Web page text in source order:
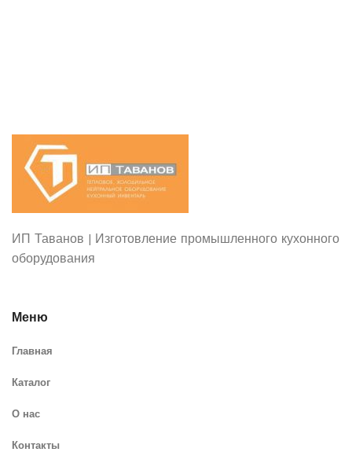
ИП Таванов | Изготовление промышленного кухонного
оборудования
Меню
Главная
Каталог
О нас
Контакты